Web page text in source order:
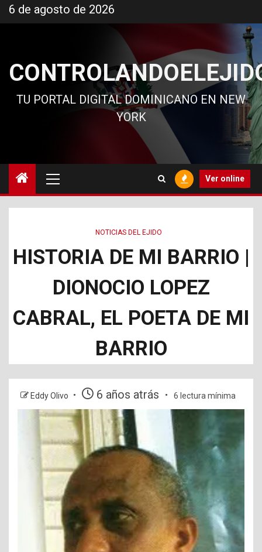
al
6 de agosto de 2026
TU PORTAL DIGITAL DOMINICANO EN NEW
YORK
principal
Ver online
NOTICIAS DEL EJIDO
HISTORIA DE MI BARRIO |
DIONOCIO LOPEZ
CABRAL, EL POETA DE MI
BARRIO
Eddy Olivo 6 años atrás 6 lectura mínima